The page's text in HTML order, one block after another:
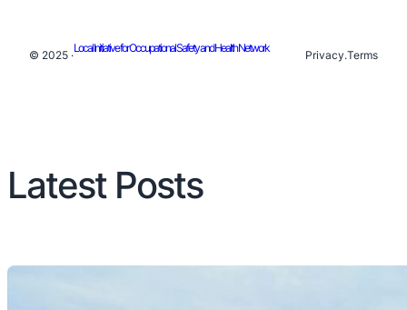
© 2025 ·
Local Initiative for Occupational Safety and Health Network
Privacy.Terms
Latest Posts